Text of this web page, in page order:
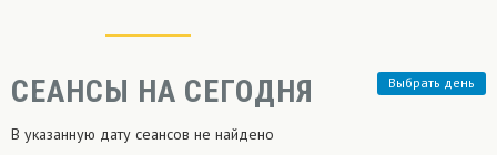
Выбрать день
СЕАНСЫ НА СЕГОДНЯ
В указанную дату сеансов не найдено